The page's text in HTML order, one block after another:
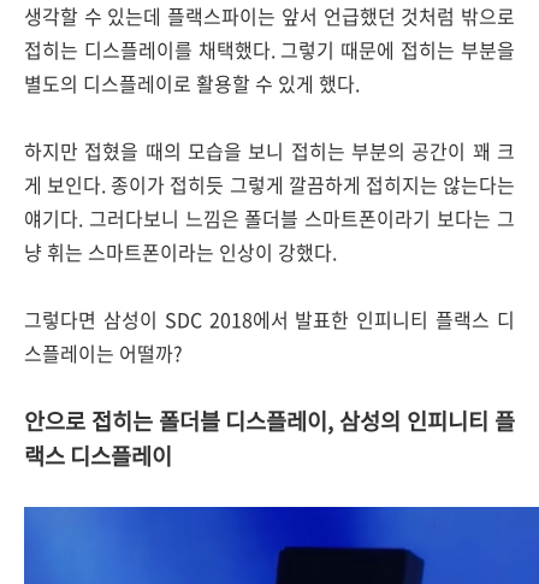
생각할 수 있는데 플랙스파이는 앞서 언급했던 것처럼 밖으로
접히는 디스플레이를 채택했다. 그렇기 때문에 접히는 부분을
별도의 디스플레이로 활용할 수 있게 했다.
하지만 접혔을 때의 모습을 보니 접히는 부분의 공간이 꽤 크
게 보인다. 종이가 접히듯 그렇게 깔끔하게 접히지는 않는다는
얘기다. 그러다보니 느낌은 폴더블 스마트폰이라기 보다는 그
냥 휘는 스마트폰이라는 인상이 강했다.
그렇다면 삼성이 SDC 2018에서 발표한 인피니티 플랙스 디
스플레이는 어떨까?
안으로 접히는 폴더블 디스플레이, 삼성의 인피니티 플
랙스 디스플레이